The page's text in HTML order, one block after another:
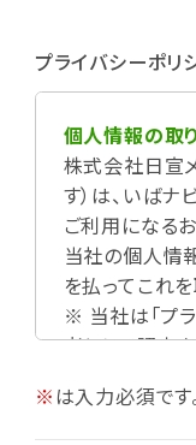
プライバシーポリ
個人情報の取
株式会社日宣メ
す）は、いばナ
ご利用になる
当社の個人情
を払ってこれ
※ 当社は「プ
者として認定
※は入力必須です